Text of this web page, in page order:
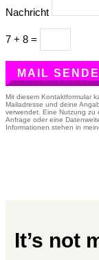
Nachricht
7 + 8 =
MAIL
Mit diesem Kontaktformular
Mailadresse und deine
verwendet. Eine Nutzung zu
Anfrage oder eine
Informationen stehen in
It’s not